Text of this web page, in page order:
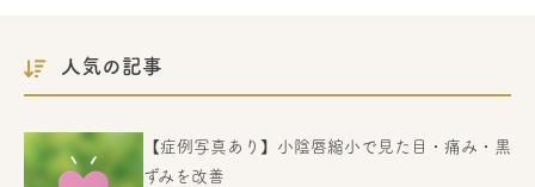
人気の記事
【症例写真あり】小陰唇縮小で見た目・痛み・黒
ずみを改善